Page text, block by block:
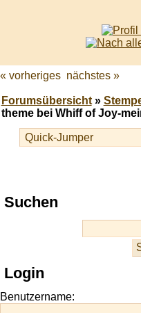
« vorheriges nächstes »
Forumsübersicht»
theme bei Whiff of Joy-
Play
best
site
https://onlineslots.money/
Suchen
Login
Benutzername: